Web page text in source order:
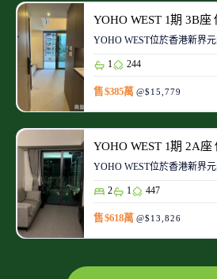
YOHO WEST 1期 3B座
YOHO WEST位於香港新界
1 244
售 $385萬 @$15,779
YOHO WEST 1期 2A座
YOHO WEST位於香港新界
2 1 447
售 $618萬 @$13,826